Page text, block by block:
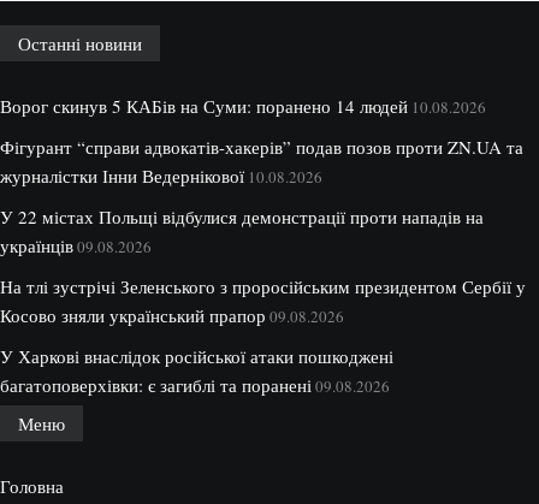
Останні новини
Ворог скинув 5 КАБів на Суми: поранено 14 людей 10.08.2026
Фігурант “справи адвокатів-хакерів” подав позов проти ZN.UA та
журналістки Інни Ведернікової 10.08.2026
У 22 містах Польщі відбулися демонстрації проти нападів на
українців09.08.2026
На тлі зустрічі Зеленського з проросійським президентом Сербії у
Косово зняли український прапор 09.08.2026
У Харкові внаслідок російської атаки пошкоджені
багатоповерхівки: є загиблі та поранені 09.08.2026
Меню
Головна